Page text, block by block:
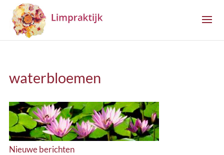
waterbloemen
Nieuwe berichten